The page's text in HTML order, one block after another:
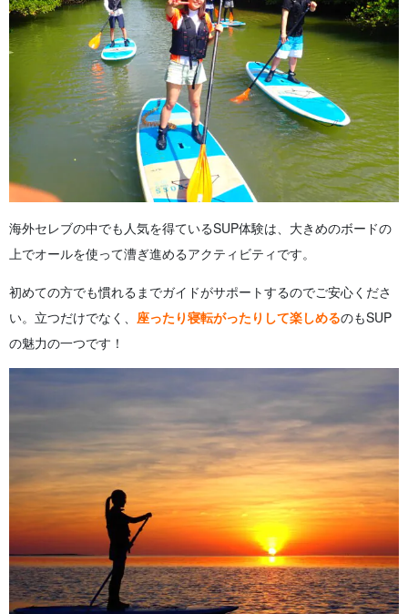
海外セレブの中でも人気を得ているSUP体験は、大きめのボードの
上でオールを使って漕ぎ進めるアクティビティです。
初めての方でも慣れるまでガイドがサポートするのでご安心くださ
い。立つだけでなく、 座ったり寝転がったりして楽しめるのもSUP
の魅力の一つです！